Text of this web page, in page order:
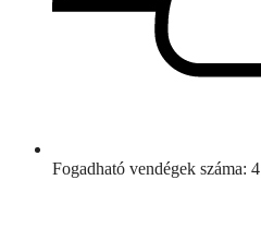
Fogadható vendégek száma: 4